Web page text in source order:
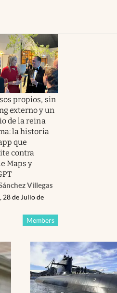
propios, sin
externo y un
de la reina
la historia
que
contra
Maps y
Villegas
Members
28 de Julio de